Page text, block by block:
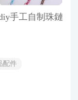
手工自制珠鏈
配件